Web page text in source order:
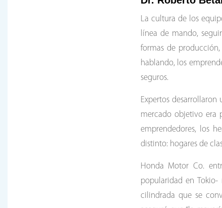
La cultura de los
línea de mando,
formas de
hablando, los
seguros.
Expertos
mercado objetivo era
emprendedores, los
distinto: hogares de
Honda Motor Co.
popularidad en
cilindrada que se